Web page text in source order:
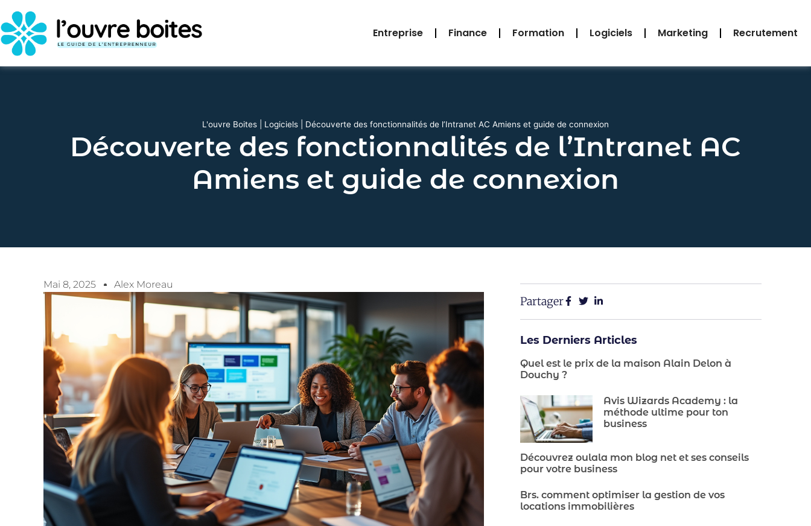
Entreprise Finance Formation Logiciels Marketing Recrutement
L'ouvre Boites Logiciels Découverte des fonctionnalités de l’Intranet AC Amiens et guide de connexion
Découverte des fonctionnalités de l’Intranet AC
Amiens et guide de connexion
Mai 8, 2025 Alex Moreau
Partager
Les Derniers Articles
Quel est le prix de la maison Alain Delon à
Douchy ?
Avis Wizards Academy : la
méthode ultime pour ton
business
Découvrez oulala mon blog net et ses conseils
pour votre business
Brs. comment optimiser la gestion de vos
locations immobilières